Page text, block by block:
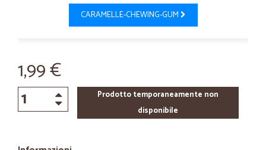
CARAMELLE-CHEWING-GUM
1,99 €
Prodotto temporaneamente non
disponibile